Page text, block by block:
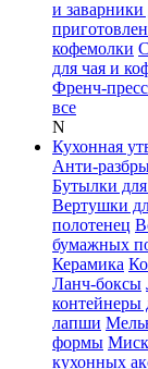
и заварники
кофемолки
для чая и
Френч-
все
N
Кухонная
Анти-
Бутылки
Вертушки
полотенец
бумажных
Керамика
Ланч-боксы
контейнеры
лапши
формы
кухонных